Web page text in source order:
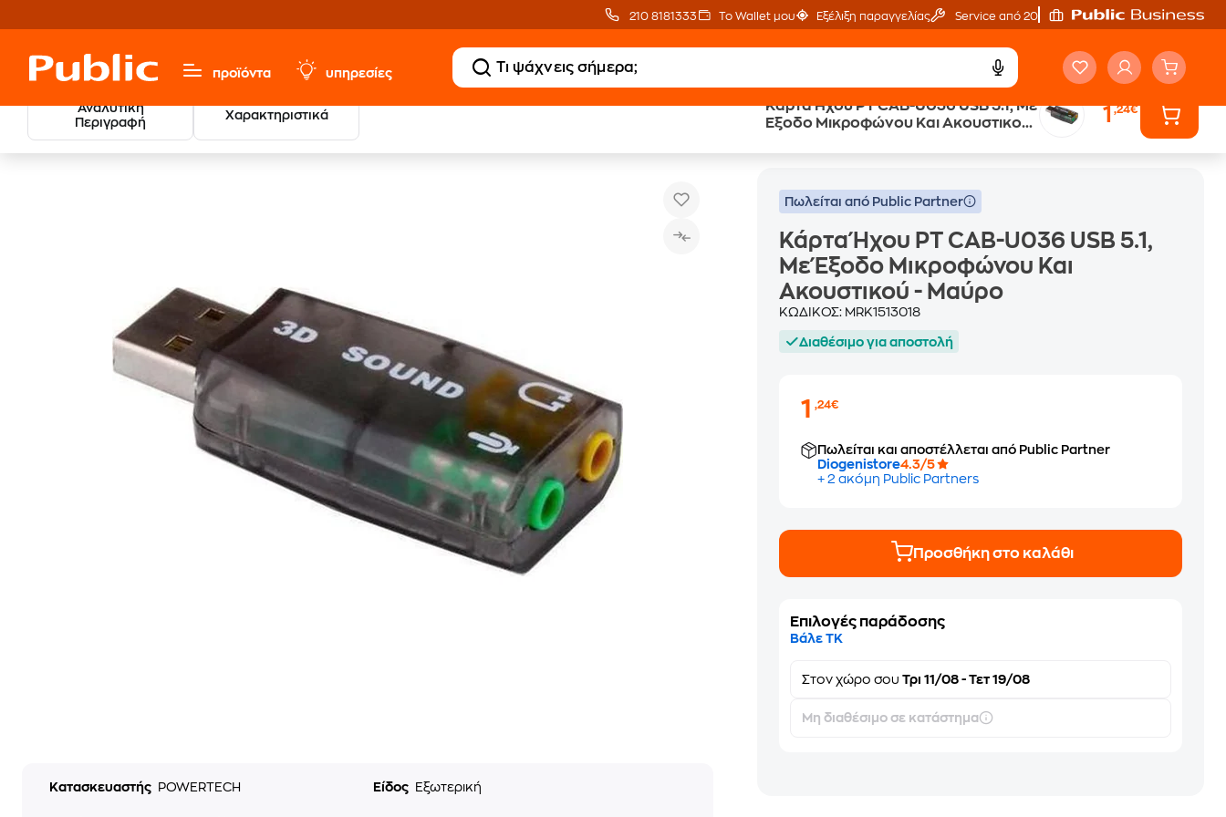
210 8181333 Το Wallet μου Εξέλιξη παραγγελίας Service από 20'
προϊόντα υπηρεσίες
Αναλυτική
Περιγραφή
Χαρακτηριστικά
Κάρτα Ήχου PT CAB-U036 USB 5.1, Με
Έξοδο Μικροφώνου Και Ακουστικού -
1,24€
Υπολογιστές & Περιφερειακά
Κάρτα Ήχου PT CAB-U036 USB 5.1, Με Έξοδο Μικροφώνου Και Ακουστικού - Μαύρο
Κατασκευαστής POWERTECH Είδος Εξωτερική
Πωλείται από Public Partner
Κάρτα Ήχου PT CAB-U036 USB 5.1,
Με Έξοδο Μικροφώνου Και
Ακουστικού - Μαύρο
ΚΩΔΙΚΟΣ: MRK1513018
Διαθέσιμο για αποστολή
1,24€
Πωλείται και αποστέλλεται από Public Partner
Diogenistore4.3/5
+ 2 ακόμη Public Partners
Προσθήκη στο καλάθι
Επιλογές παράδοσης
Βάλε ΤΚ
Στονχώρο σου Τρι 11/08 - Τετ 19/08
Μη διαθέσιμο σε κατάστημα